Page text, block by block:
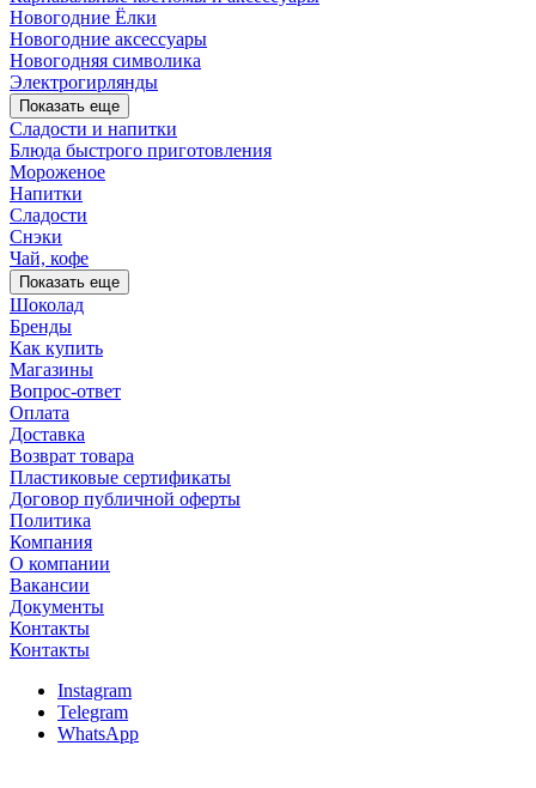
Новогодние Ёлки
Новогодние аксессуары
Новогодняя символика
Электрогирлянды
Показать еще
Сладости и напитки
Блюда быстрого приготовления
Мороженое
Напитки
Сладости
Снэки
Чай, кофе
Показать еще
Шоколад
Бренды
Как купить
Магазины
Вопрос-ответ
Оплата
Доставка
Возврат товара
Пластиковые сертификаты
Договор публичной оферты
Политика
Компания
О компании
Вакансии
Документы
Контакты
Контакты
Instagram
Telegram
WhatsApp